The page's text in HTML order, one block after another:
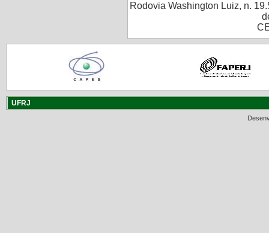
Rodovia Washington Luiz, n.
UFRJ